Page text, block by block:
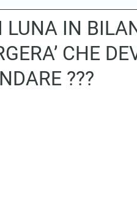
LUNA IN
CHE
???